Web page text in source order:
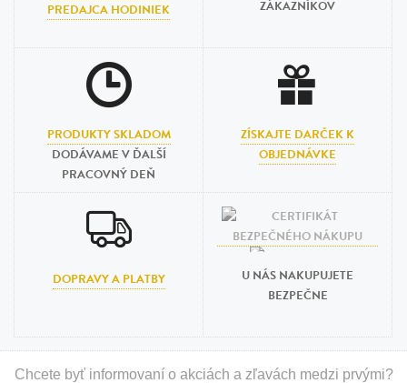
PREDAJCA HODINIEK
ZÁKAZNÍKOV
PRODUKTY SKLADOM
DODÁVAME V ĎALŠÍ
PRACOVNÝ DEŇ
ZÍSKAJTE DARČEK K
OBJEDNÁVKE
DOPRAVY A PLATBY
U NÁS NAKUPUJETE
BEZPEČNE
Chcete byť informovaní o akciách a zľavách medzi prvými?